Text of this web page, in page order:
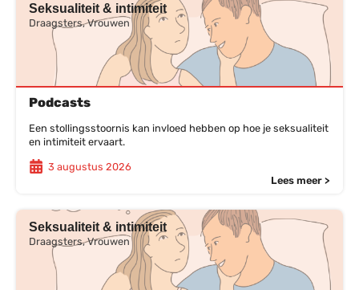
Seksualiteit & intimiteit
Draagsters, Vrouwen
Podcasts
Een stollingsstoornis kan invloed hebben op hoe je seksualiteit
en intimiteit ervaart.
3 augustus 2026
Lees meer >
Seksualiteit & intimiteit
Draagsters, Vrouwen